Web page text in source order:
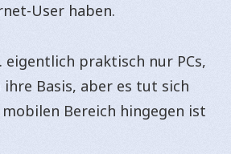
User haben.
eigentlich praktisch nur PCs,
Basis, aber es tut sich
Bereich hingegen ist